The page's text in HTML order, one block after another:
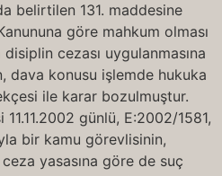
belirtilen 131. maddesine
göre mahkum olması
disiplin cezası uygulanmasına
dava konusu işlemde hukuka
ile karar bozulmuştur.
günlü, E:2002/1581,
bir kamu görevlisinin,
yasasına göre de suç